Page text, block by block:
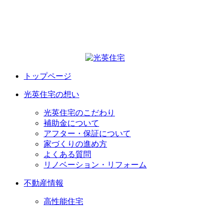
トップページ
光英住宅の想い
光英住宅のこだわり
補助金について
アフター・保証について
家づくりの進め方
よくある質問
リノベーション・リフォーム
不動産情報
高性能住宅